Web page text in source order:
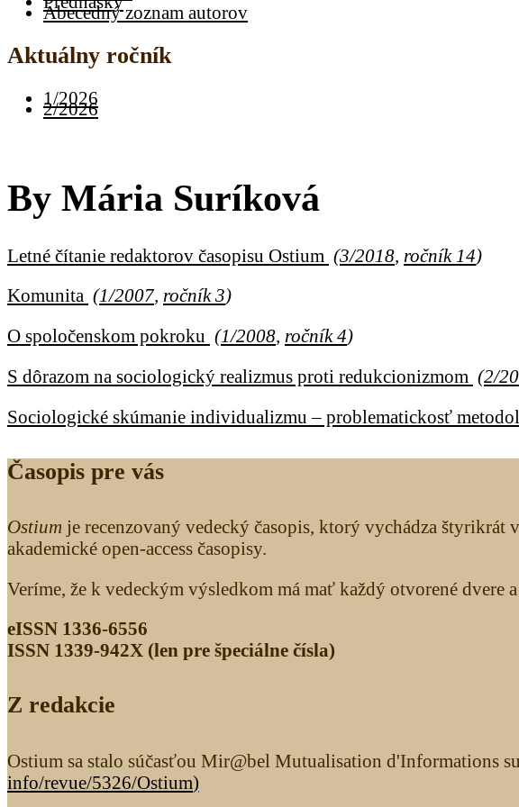
Abecedný zoznam autorov
Aktuálny ročník
1/2026
2/2026
By Mária Suríková
Letné čítanie redaktorov časopisu Ostium (3/2018 ročník 14)
Komunita (1/2007, ročník 3)
O spoločenskom pokroku (1/2008, ročník 4)
S dôrazom na sociologický realizmus proti redukcionizmom (2/
Sociologické skúmanie individualizmu – problematickosť
Časopis pre vás
Ostium je recenzovaný vedecký časopis, ktorý vychádza
akademické open-access časopisy.
Veríme, že k vedeckým výsledkom má mať každý otvorené dvere
eISSN 1336-6556
ISSN 1339­-942X (len pre špeciálne čísla)
Z redakcie
Ostium sa stalo súčasťou Mir@bel Mutualisation d'Informations
info/revue/5326/Ostium)